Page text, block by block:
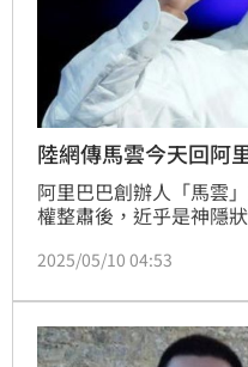
陸網傳馬雲今天回
阿里巴巴創辦人「馬雲
權整肅後，近乎是神隱
辦的民營企業座談會，
媒體求證馬雲，他表示
2025/05/10 04:53